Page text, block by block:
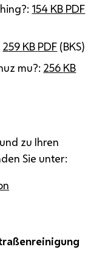
: 154 KB PDF
259 KB PDF (BKS)
mu?: 256 KB
zu Ihren
Sie unter: